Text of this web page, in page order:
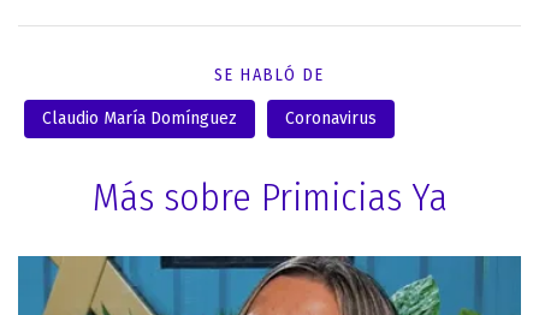
SE HABLÓ DE
Claudio María Domínguez Coronavirus
Más sobre Primicias Ya